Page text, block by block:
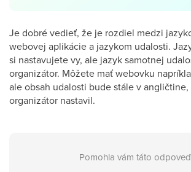
Je dobré vedieť, že je rozdiel medzi
webovej aplikácie a jazykom udalosti.
si nastavujete vy, ale jazyk samotnej
organizátor. Môžete mať webovku
ale obsah udalosti bude stále v
organizátor nastavil.
Pomohla vám táto